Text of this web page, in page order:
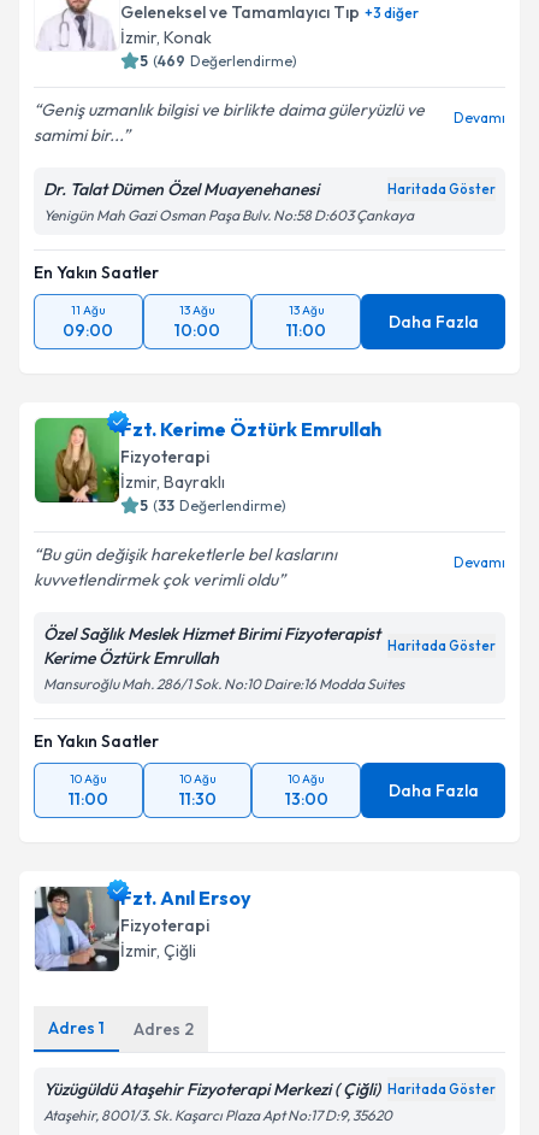
Geleneksel ve Tamamlayıcı Tıp +3 diğer
İzmir, Konak
5 (469 Değerlendirme)
Geniş uzmanlık bilgisi ve birlikte daima güleryüzlü ve
samimi bir...
Devamı
Dr. Talat Dümen Özel Muayenehanesi Haritada Göster
Yenigün Mah Gazi Osman Paşa Bulv. No:58 D:603 Çankaya
En Yakın Saatler
11 Ağu
09:00
13 Ağu
10:00
13 Ağu
11:00 Daha Fazla
Fzt. Kerime Öztürk Emrullah
Fizyoterapi
İzmir, Bayraklı
5 (33 Değerlendirme)
Bu gün değişik hareketlerle bel kaslarını
kuvvetlendirmek çok verimli oldu
Devamı
Özel Sağlık Meslek Hizmet Birimi Fizyoterapist
Kerime Öztürk Emrullah
Haritada Göster
Mansuroğlu Mah. 286/1 Sok. No:10 Daire:16 Modda Suites
En Yakın Saatler
10 Ağu
11:00
10 Ağu
11:30
10 Ağu
13:00 Daha Fazla
Fzt. Anıl Ersoy
Fizyoterapi
İzmir, Çiğli
Adres 1 Adres 2
Yüzügüldü Ataşehir Fizyoterapi Merkezi ( Çiğli) Haritada Göster
Ataşehir, 8001/3. Sk. Kaşarcı Plaza Apt No:17 D:9, 35620